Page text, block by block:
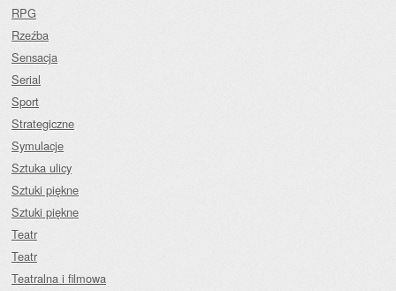
RPG
Rzeźba
Sensacja
Serial
Sport
Strategiczne
Symulacje
Sztuka ulicy
Sztuki piękne
Sztuki piękne
Teatr
Teatr
Teatralna i filmowa